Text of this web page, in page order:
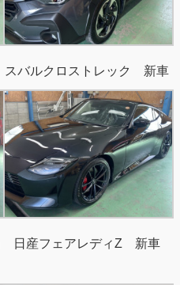
スバルクロストレック 新車
日産フェアレディZ 新車